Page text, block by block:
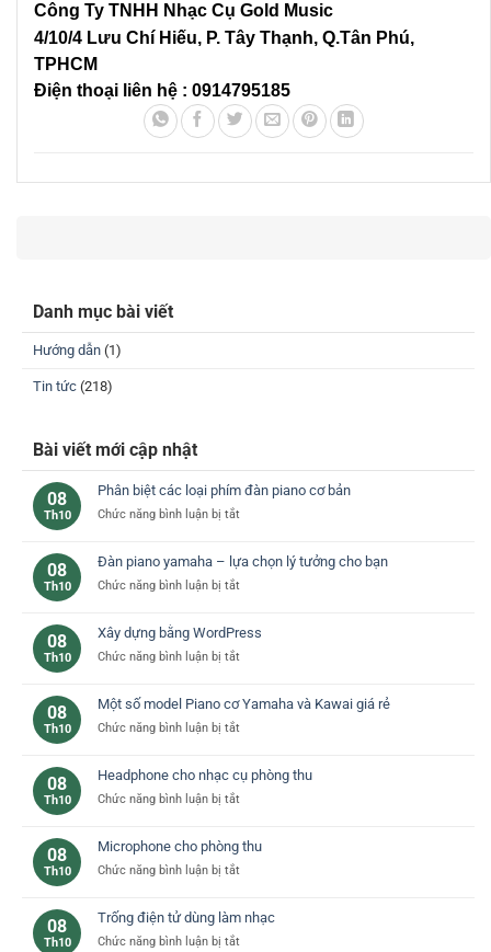
Công Ty TNHH Nhạc Cụ Gold Music
4/10/4 Lưu Chí Hiếu, P. Tây Thạnh, Q.Tân Phú,
TPHCM
Điện thoại liên hệ : 0914795185
Danh mục bài viết
Hướng dẫn (1)
Tin tức (218)
Bài viết mới cập nhật
08
Th10
Phân biệt các loại phím đàn piano cơ bản
Chức năng bình luận bị tắtở
các
loại
cơ
08
Th10
Đàn piano yamaha – lựa chọn lý tưởng cho bạn
Chức năng bình luận bị tắtở
yamaha
–
chọn
tưởng
bạn
08
Th10
Xây dựng bằng WordPress
Chức năng bình luận bị tắtở
bằng
WordPress
08
Th10
Một số model Piano cơ Yamaha và Kawai giá rẻ
Chức năng bình luận bị tắtở
model
Piano
Yamaha
Kawai
rẻ
08
Th10
Headphone cho nhạc cụ phòng thu
Chức năng bình luận bị tắtở
nhạc
cụ
thu
08
Th10
Microphone cho phòng thu
Chức năng bình luận bị tắtở
phòng
thu
08
Th10
Trống điện tử dùng làm nhạc
Chức năng bình luận bị tắtở